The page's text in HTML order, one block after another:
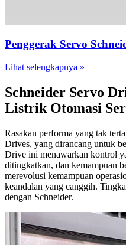
Penggerak Servo
Lihat selengkapnya »
Schneider Servo
Listrik Otomasi
Rasakan performa yang tak
Drives, yang dirancang untuk
Drive ini menawarkan kontrol
ditingkatkan, dan kemampuan
merevolusi kemampuan
keandalan yang canggih.
dengan Schneider.